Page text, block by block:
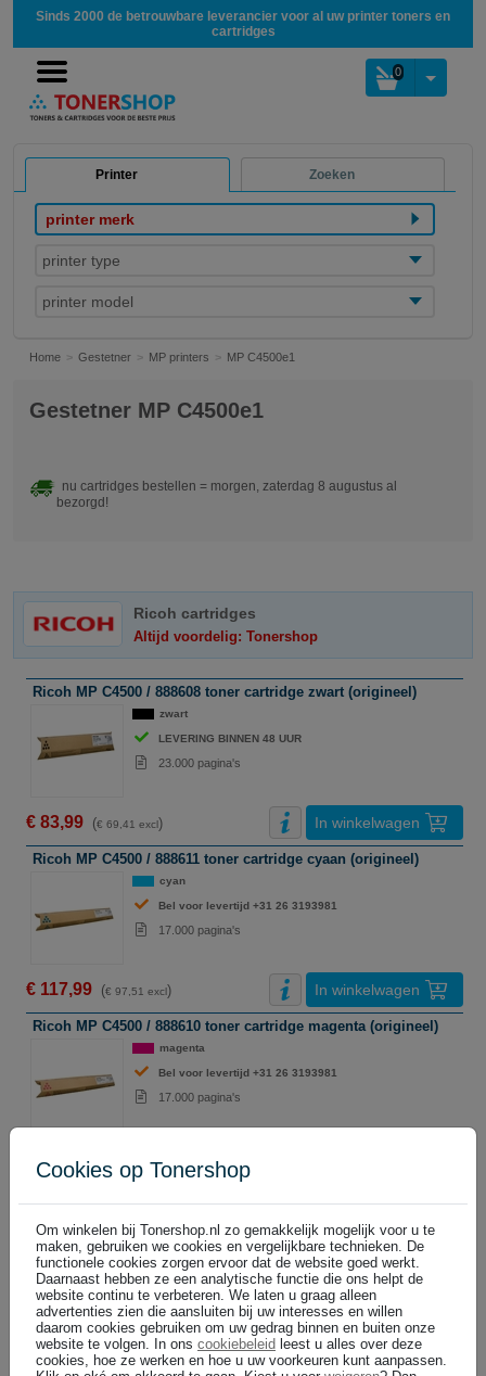
Sinds 2000 de betrouwbare leverancier voor al uw printer toners en
cartridges
0
Printer Zoeken
printer merk
printer type
printer model
Home Gestetner MP printers MP C4500e1
Gestetner MP C4500e1
nu cartridges bestellen = morgen, zaterdag 8 augustus al
bezorgd!
Ricoh cartridges
Altijd voordelig: Tonershop
Ricoh MP C4500 / 888608 toner cartridge zwart (origineel)
zwart
LEVERING BINNEN 48 UUR
23.000 pagina's
€ 83,99 (€ 69,41 excl) In winkelwagen
Ricoh MP C4500 / 888611 toner cartridge cyaan (origineel)
cyan
Bel voor levertijd +31 26 3193981
17.000 pagina's
€ 117,99 (€ 97,51 excl) In winkelwagen
Ricoh MP C4500 / 888610 toner cartridge magenta (origineel)
magenta
Bel voor levertijd +31 26 3193981
17.000 pagina's
Bel voor levertijd +31 26 3193981
17.000 pagina's
€ 117,99(€ 97,51 excl) In winkelwagen
Cookies op Tonershop
Om winkelen bij Tonershop.nl zo gemakkelijk mogelijk voor u te
maken, gebruiken we cookies en vergelijkbare technieken. De
functionele cookies zorgen ervoor dat de website goed werkt.
Daarnaast hebben ze een analytische functie die ons helpt de
website continu te verbeteren. We laten u graag alleen
advertenties zien die aansluiten bij uw interesses en willen
daarom cookies gebruiken om uw gedrag binnen en buiten onze
website te volgen. In ons cookiebeleid leest u alles over deze
cookies, hoe ze werken en hoe u uw voorkeuren kunt aanpassen.